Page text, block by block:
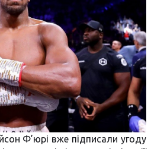
Ф’юрі вже підписали угоду